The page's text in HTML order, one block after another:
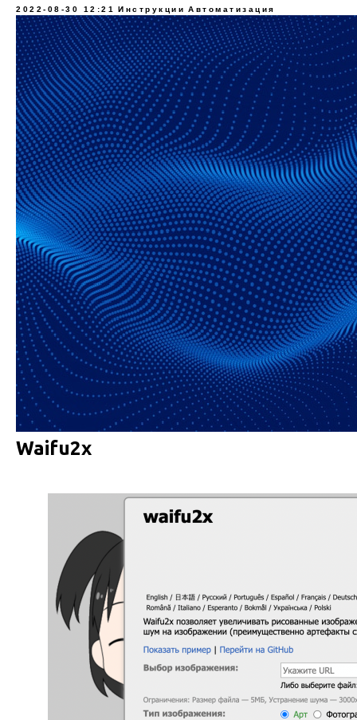
2022-08-30 12:21 Инструкции Автоматизация
Waifu2x